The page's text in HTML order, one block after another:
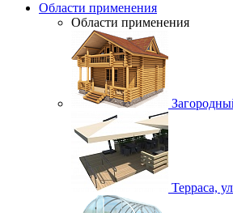
Области применения
Области применения
Терраса,